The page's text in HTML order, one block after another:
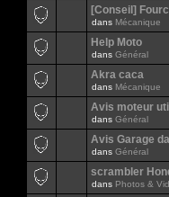
[Conseil]
dans Mécanique
Help Moto
dans Général
Akra caca
dans Mécanique
Avis moteur
dans Général
Avis Garage
dans Général
scrambler
dans Photos &